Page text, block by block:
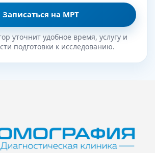
Записаться на МРТ
уточнит удобное время, услугу и
подготовки к исследованию.